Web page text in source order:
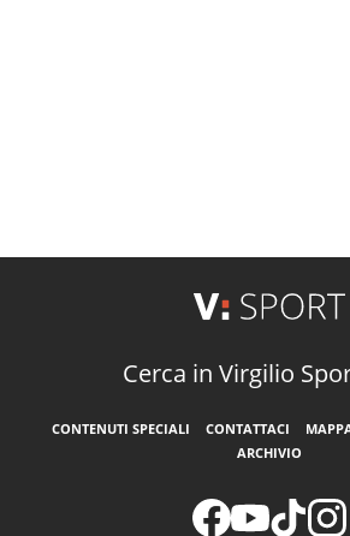
Cerca in Virgilio
CONTENUTI SPECIALI CONTATTACI
ARCHIVIO